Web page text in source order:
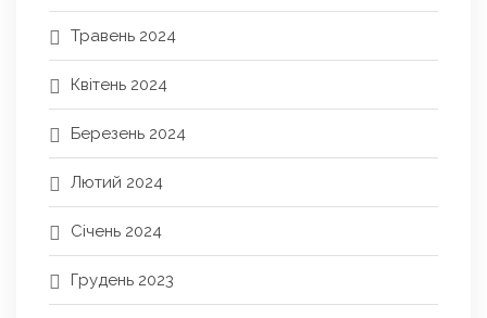
Травень 2024
Квітень 2024
Березень 2024
Лютий 2024
Січень 2024
Грудень 2023